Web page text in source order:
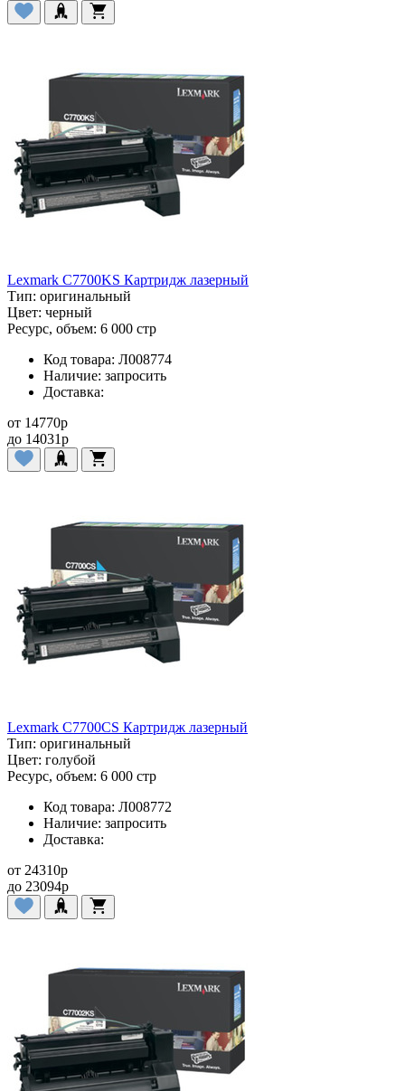
Lexmark C7700KS Картридж лазерный
Тип: оригинальный
Цвет: черный
Ресурс, объем: 6 000 стр
Код товара: Л008774
Наличие: запросить
Доставка:
от 14770p
до 14031p
Lexmark C7700CS Картридж лазерный
Тип: оригинальный
Цвет: голубой
Ресурс, объем: 6 000 стр
Код товара: Л008772
Наличие: запросить
Доставка:
от 24310p
до 23094p